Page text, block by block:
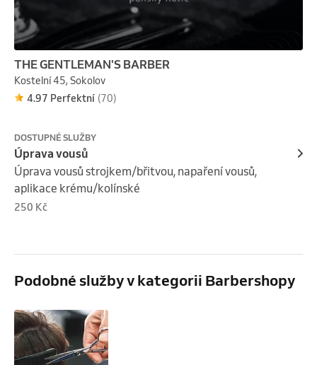
THE GENTLEMAN'S BARBER
Kostelní 45, Sokolov
4.97 Perfektní (70)
DOSTUPNÉ SLUŽBY
Úprava vousů
Úprava vousů strojkem/břitvou, napaření vousů,
aplikace krému/kolínské
250 Kč
Podobné služby v kategorii Barbershopy